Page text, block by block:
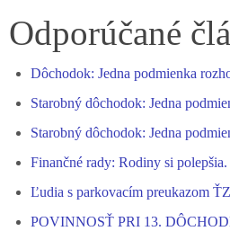
bo
ok
se
er
ts
pp
gr
m
ed
Odporúčané
Dôchodok: Jedna podmienka
Starobný dôchodok: Jedna
Starobný dôchodok: Jedna
Finančné rady: Rodiny si
Ľudia s parkovacím preukazom
POVINNOSŤ PRI 13.